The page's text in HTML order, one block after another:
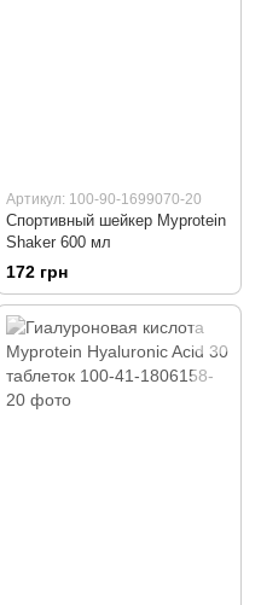
Артикул: 100-90-1699070-20
Спортивный шейкер Myprotein
Shaker 600 мл
172 грн